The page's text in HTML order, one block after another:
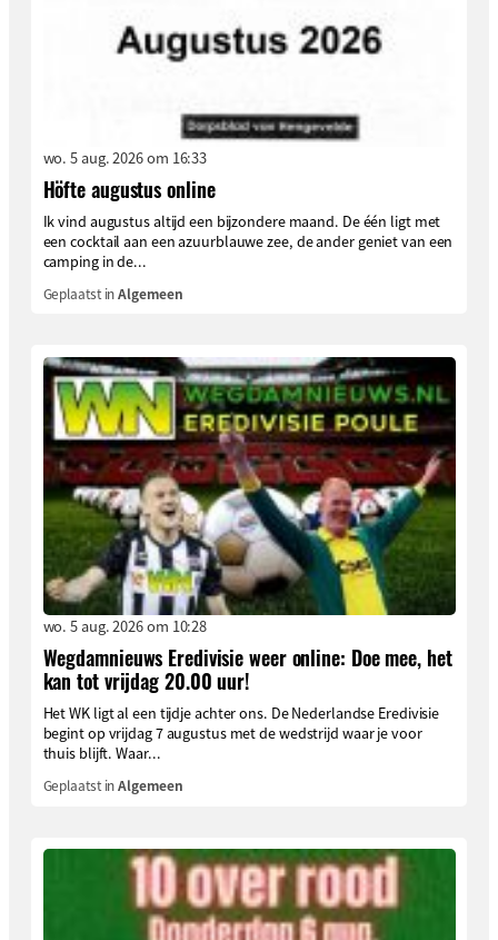
wo. 5 aug. 2026 om 16:33
Höfte augustus online
Ik vind augustus altijd een bijzondere maand. De één ligt met
een cocktail aan een azuurblauwe zee, de ander geniet van een
camping in de...
Geplaatst inAlgemeen
wo. 5 aug. 2026 om 10:28
Wegdamnieuws Eredivisie weer online: Doe mee, het
kan tot vrijdag 20.00 uur!
Het WK ligt al een tijdje achter ons. De Nederlandse Eredivisie
begint op vrijdag 7 augustus met de wedstrijd waar je voor
thuis blijft. Waar...
Geplaatst inAlgemeen